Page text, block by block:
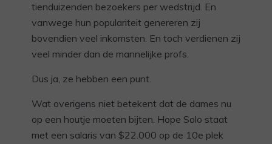
tienduizenden bezoekers per wedstrijd. En
vanwege hun populariteit genereren zij
bovendien veel inkomsten. En toch verdienen zij
veel minder dan de mannelijke profs.
Dus ja, ze hebben een punt.
Wat overigens niet betekent dat de dames nu
op een houtje moeten bijten. Hope Solo staat
met een salaris van $22.000 op de 10e plek